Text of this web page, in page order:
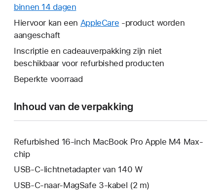
er
nieuw
venster
geopend.
binnen 14 dagen
wordt
nieuw
venster
geopend.
Hiervoor kan een AppleCare Hierdoor
er
een
-product worden
aangeschaft
Inscriptie en cadeauverpakking zijn niet
beschikbaar voor refurbished producten
Beperkte voorraad
Inhoud van de verpakking
Refurbished 16‑inch MacBook Pro Apple M4 Max-
chip
USB‑C-lichtnetadapter van 140 W
USB‑C-naar-MagSafe 3-kabel (2 m)